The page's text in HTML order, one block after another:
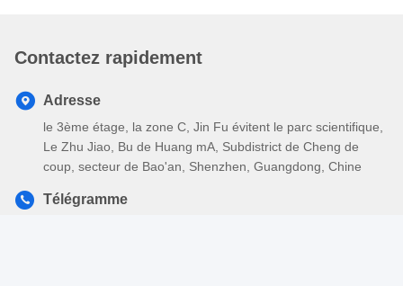
Contactez rapidement
Adresse
le 3ème étage, la zone C, Jin Fu évitent le parc scientifique,
Le Zhu Jiao, Bu de Huang mA, Subdistrict de Cheng de
coup, secteur de Bao'an, Shenzhen, Guangdong, Chine
Télégramme